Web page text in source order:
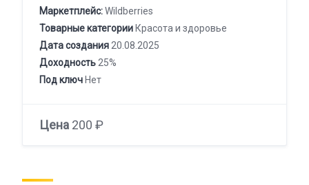
Маркетплейс:Wildberries
Товарные категории Красота и здоровье
Дата создания 20.08.2025
Доходность 25%
Под ключ Нет
Цена 200 ₽